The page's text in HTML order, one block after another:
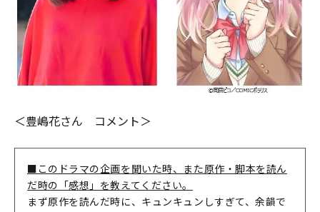
＜豊嶋花さん コメント＞
■このドラマの企画を聞いた時、また原作・脚本を読ん
だ時の「感想」を教えてください。
まず原作を読んだ時に、キュンキュンしすぎて、余韻で